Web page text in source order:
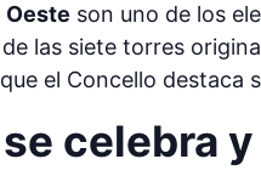
Oeste son uno de los
las siete torres
el Concello destaca
celebra